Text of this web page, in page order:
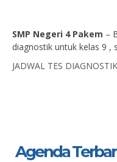
SMP Negeri 4 Pakem –
diagnostik untuk kelas 9 ,
JADWAL TES
Agenda